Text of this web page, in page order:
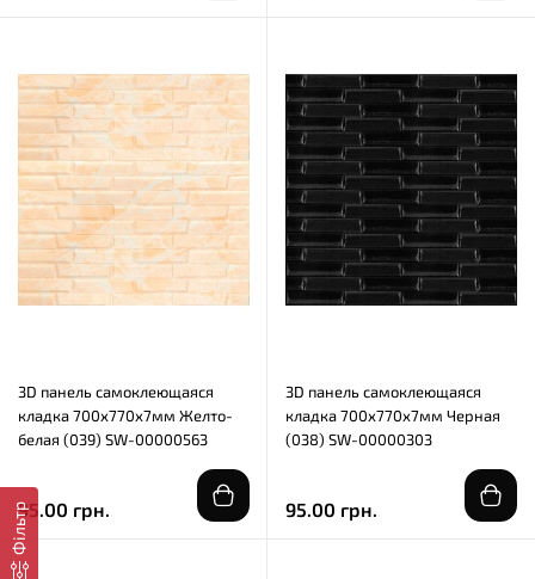
Фільтр
3D панель самоклеющаяся
кладка 700х770х7мм Желто-
белая (039) SW-00000563
95.00 грн.
3D панель самоклеющаяся
кладка 700х770х7мм Черная
(038) SW-00000303
95.00 грн.